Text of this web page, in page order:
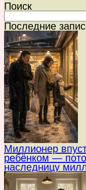
Поиск
Последние
Миллионер
ребёнком —
наследницу